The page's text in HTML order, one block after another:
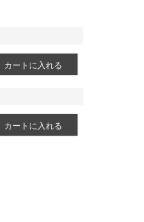
カートに入れる
カートに入れる